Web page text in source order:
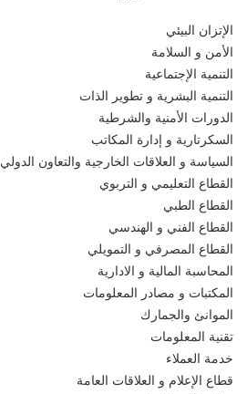
الإتزان البيئي
الأمن و السلامة
التنمية الإجتماعية
التنمية البشرية و تطوير الذات
الدورات الأمنية والشرطية
السكرتارية و إدارة المكاتب
السياسة و العلاقات الخارجية والتعاون الدولي
القطاع التعليمي و التربوي
القطاع الطبي
القطاع الفني و الهندسي
القطاع المصرفي و التمويلي
المحاسبة المالية و الادارية
المكتبات و مصادر المعلومات
الموانئ والجمارك
تقنية المعلومات
خدمة العملاء
قطاع الإعلام و العلاقات العامة